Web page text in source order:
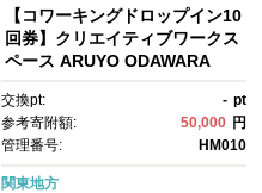
【コワーキングドロップイン10
回券】クリエイティブワークス
ペース ARUYO ODAWARA
交換pt: - pt
参考寄附額:
50,000 円
管理番号:
HM010
関東地方